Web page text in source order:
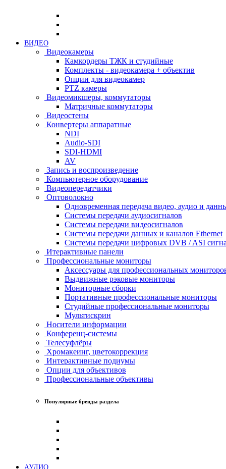
ВИДЕО
Видеокамеры
Камкордеры ТЖК и студийные
Комплекты - видеокамера + объектив
Опции для видеокамер
PTZ камеры
Видеомикшеры, коммутаторы
Матричные коммутаторы
Видеостены
Конвертеры аппаратные
NDI
Audio-SDI
SDI-HDMI
AV
Запись и воспроизведение
Компьютерное оборудование
Видеопередатчики
Оптоволокно
Одновременная передача видео, аудио и
Системы передачи аудиосигналов
Системы передачи видеосигналов
Системы передачи данных и каналов Ethernet
Системы передачи цифровых DVB / ASI
Итерактивные панели
Профессиональные мониторы
Аксессуары для профессиональных
Выдвижные рэковые мониторы
Мониторные сборки
Портативные профессиональные мониторы
Студийные профессиональные мониторы
Мультискрин
Носители информации
Конференц-системы
Телесуфлёры
Хромакеинг, цветокоррекция
Интерактивные подиумы
Опции для объективов
Профессиональные объективы
Популярные бренды раздела
АУДИО